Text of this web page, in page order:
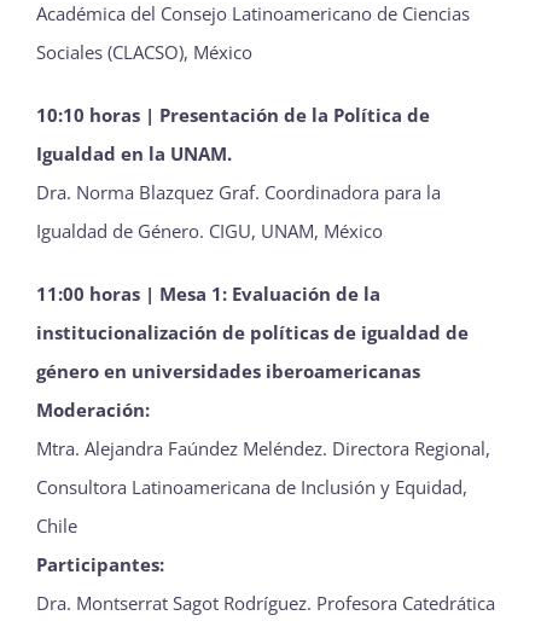
Académica del Consejo Latinoamericano de Ciencias
Sociales (CLACSO), México
10:10 horas | Presentación de la Política de
Igualdad en la UNAM.
Dra. Norma Blazquez Graf. Coordinadora para la
Igualdad de Género. CIGU, UNAM, México
11:00 horas | Mesa 1: Evaluación de la
institucionalización de políticas de igualdad de
género en universidades iberoamericanas
Moderación:
Mtra. Alejandra Faúndez Meléndez. Directora Regional,
Consultora Latinoamericana de Inclusión y Equidad,
Chile
Participantes:
Dra. Montserrat Sagot Rodríguez. Profesora Catedrática